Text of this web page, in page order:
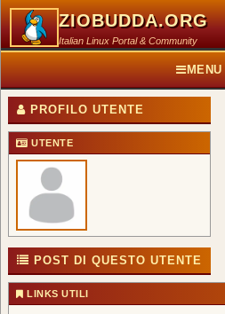
ZIOBUDDA.ORG
Italian Linux Portal & Community
MENU
PROFILO UTENTE
UTENTE
POST DI QUESTO UTENTE
LINKS UTILI